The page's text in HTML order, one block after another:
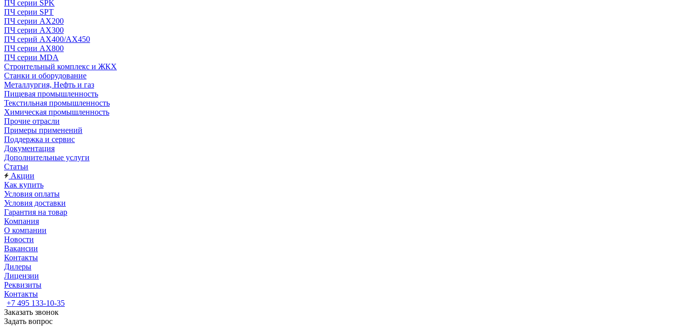
ПЧ серии SPK
ПЧ серии SPT
ПЧ серии AX200
ПЧ серии AX300
ПЧ серий AX400/AX450
ПЧ серии AX800
ПЧ серии MDA
Строительный комплекс и ЖКХ
Станки и оборудование
Металлургия, Нефть и газ
Пищевая промышленность
Текстильная промышленность
Химическая промышленность
Прочие отрасли
Примеры применений
Поддержка и сервис
Документация
Дополнительные услуги
Статьи
Акции
Как купить
Условия оплаты
Условия доставки
Гарантия на товар
Компания
О компании
Новости
Вакансии
Контакты
Дилеры
Лицензии
Реквизиты
Контакты
+7 495 133-10-35
Заказать звонок
Задать вопрос